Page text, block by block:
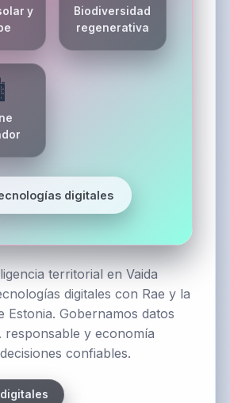
y
Biodiversidad
regenerativa
digitales
territorial en Vaida
digitales con Rae y la
Estonia. Gobernamos datos
responsable y economía
confiables.